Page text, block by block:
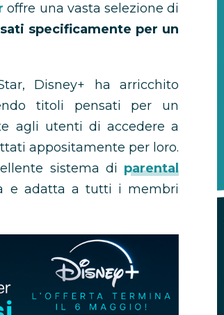
offre una vasta selezione di
specificamente per un
Disney+ ha arricchito
titoli pensati per un
agli utenti di accedere a
appositamente per loro.
sistema di parental
e adatta a tutti i membri